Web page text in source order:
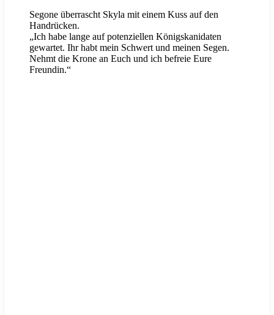
Segone überrascht Skyla mit einem Kuss auf den
Handrücken.
„Ich habe lange auf potenziellen Königskanidaten
gewartet. Ihr habt mein Schwert und meinen Segen.
Nehmt die Krone an Euch und ich befreie Eure
Freundin.“